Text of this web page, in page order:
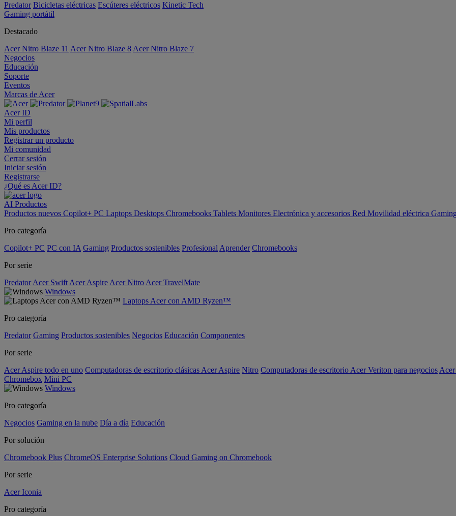
Predator Bicicletas eléctricas Escúteres eléctricos Kinetic Tech
Gaming portátil
Destacado
Acer Nitro Blaze 11 Acer Nitro Blaze 8 Acer Nitro Blaze 7
Negocios
Educación
Soporte
Eventos
Marcas de Acer
Acer ID
Mi perfil
Mis productos
Registrar un producto
Mi comunidad
Cerrar sesión
Iniciar sesión
Registrarse
¿Qué es Acer ID?
AI Productos
Productos nuevos Copilot+ PC Laptops Desktops Chromebooks Tablets Monitores Electrónica y accesorios Red Movilidad eléctrica
Pro categoría
Copilot+ PC PC con IA Gaming Productos sostenibles Profesional Aprender Chromebooks
Por serie
Predator Acer Swift Acer Aspire Acer Nitro Acer TravelMate
Windows
Laptops Acer con AMD Ryzen™
Pro categoría
Predator Gaming Productos sostenibles Negocios Educación Componentes
Por serie
Acer Aspire todo en uno Computadoras de escritorio clásicas Acer Aspire Nitro Computadoras de escritorio Acer Veriton para negocios
Chromebox Mini PC
Windows
Pro categoría
Negocios Gaming en la nube Día a día Educación
Por solución
Chromebook Plus ChromeOS Enterprise Solutions Cloud Gaming on Chromebook
Por serie
Acer Iconia
Pro categoría